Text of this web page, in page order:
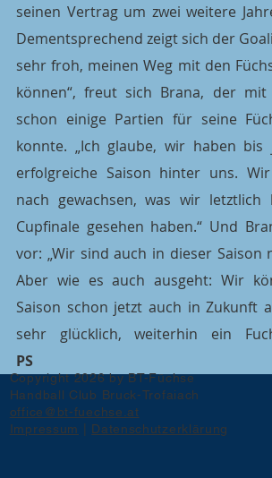
seinen Vertrag um zwei weitere
Dementsprechend zeigt sich der
sehr froh, meinen Weg mit den
können“, freut sich Brana, der mit
schon einige Partien für seine
konnte. „Ich glaube, wir haben bis
erfolgreiche Saison hinter uns.
nach gewachsen, was wir letztlich
Cupfinale gesehen haben.“ Und
vor: „Wir sind auch in dieser Saison
Aber wie es auch ausgeht: Wir
Saison schon jetzt auch in Zukunft
PS
Copyright 2026 by BT-Füchse
Handball Club Bruck-Trofaiach
office@bt-fuechse.at
Impressum
Datenschutzerklärung